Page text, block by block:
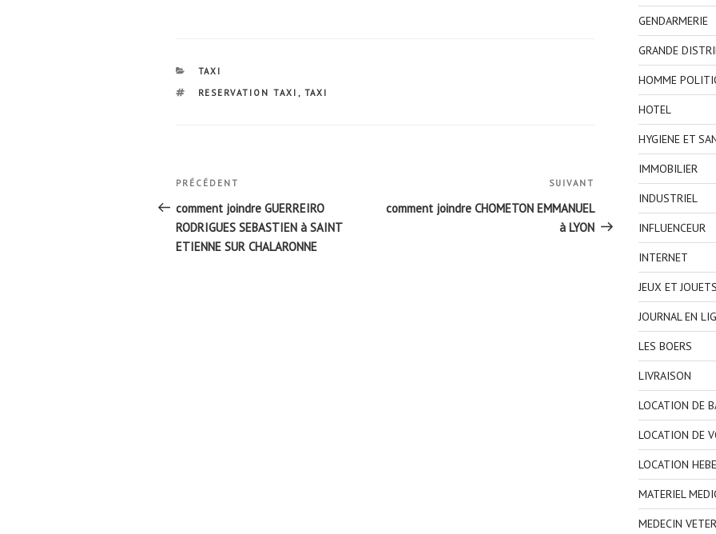
CATÉGORIES
TAXI
ÉTIQUETTES
RESERVATION TAXI , TAXI
Navigation
de
l’article
Article
précédent
PRÉCÉDENT
comment joindre GUERREIRO
RODRIGUES SEBASTIEN à SAINT
ETIENNE SUR CHALARONNE
SUIVANT
comment joindre CHOMETON EMMANUEL
à LYON
GENDARMERIE
GRANDE
HOMME
HOTEL
HYGIENE ET
IMMOBILIER
INDUSTRIEL
INFLUENCEUR
INTERNET
JEUX ET JOUETS
JOURNAL EN
LES BOERS
LIVRAISON
LOCATION DE
LOCATION DE
LOCATION
MATERIEL
MEDECIN